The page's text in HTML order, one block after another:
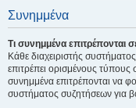
Συνημμένα
Τι συνημμένα επιτρέπονται
Κάθε διαχειριστής
επιτρέπει ορισμένους τύπους
συνημμένα επιτρέπονται να
συστήματος συζητήσεων για